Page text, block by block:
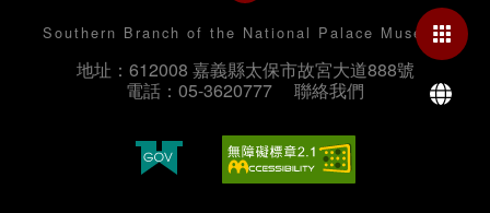
Southern Branch of the National Palace Museum
地址：612008 嘉義縣太保市故宮大道888號
電話：05-3620777
聯絡我們